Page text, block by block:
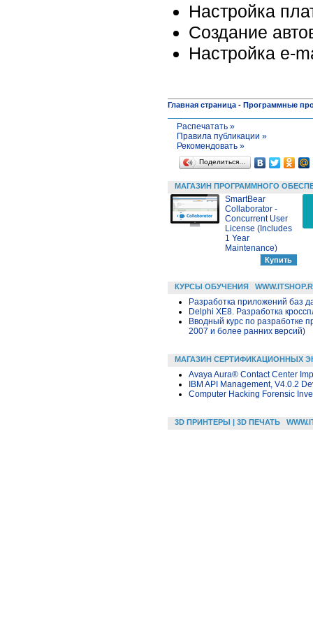
Настройка
Создание
Настройка e-
Главная страница - Программные
Распечатать »
Правила публикации »
Рекомендовать »
Поделиться…
МАГАЗИН ПРОГРАММНОГО
SmartBear
Collaborator -
Concurrent User
License (Includes
1 Year
Maintenance)
КУРСЫ ОБУЧЕНИЯ
Разработка приложений баз
Delphi XE8. Разработка
Вводный курс по разработке
2007 и более ранних версий)
МАГАЗИН СЕРТИФИКАЦИОННЫХ
Avaya Aura® Contact Center
IBM API Management, V4.0.2
Computer Hacking Forensic
3D ПРИНТЕРЫ | 3D ПЕЧАТЬ